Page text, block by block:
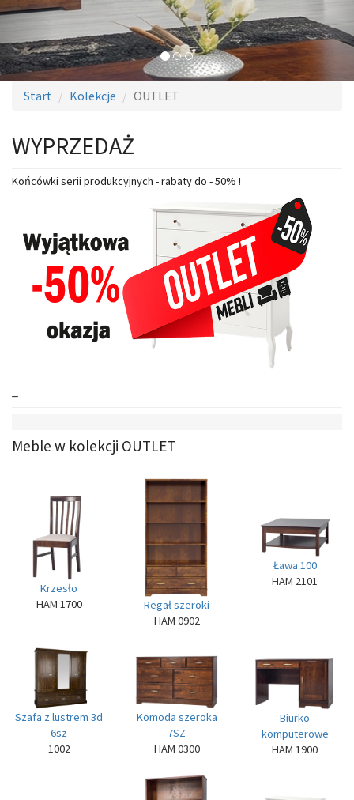
Start Kolekcje OUTLET
WYPRZEDAŻ
Końcówki serii produkcyjnych - rabaty do - 50% !
Meble w kolekcji OUTLET
Krzesło
HAM 1700
Regał szeroki
HAM 0902
Ława 100
HAM 2101
Szafa z lustrem 3d
6sz
1002
Komoda szeroka
7SZ
HAM 0300
Biurko
komputerowe
HAM 1900